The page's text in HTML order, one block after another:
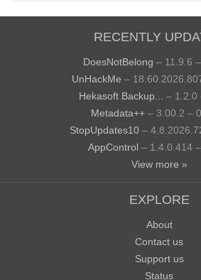
RECENTLY
DoesNotBelong – 11.9.6
UnHackMe –
Hekasoft Backup...
– 1.2.0
Metadata++ – 3.00.2 –
StopUpdates10 –
AppControl – 1.4.0.414
View more »
EXPLORE
About
Contact us
Support us
Status